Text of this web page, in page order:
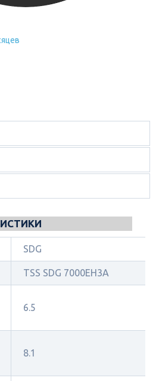
SDG
TSS SDG 7000EH3А
6.5
8.1